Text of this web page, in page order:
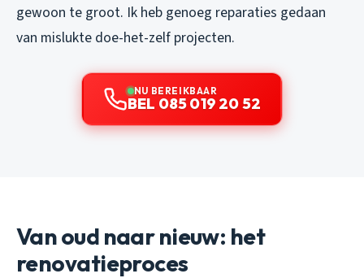
gewoon te groot. Ik heb genoeg reparaties gedaan
van mislukte doe-het-zelf projecten.
NU BEREIKBAAR
BEL 085 019 20 52
Van oud naar nieuw: het
renovatieproces